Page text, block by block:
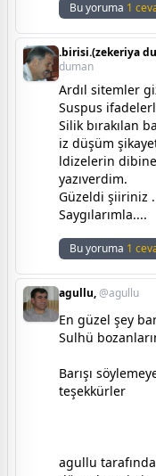
Bu yoruma 1
.birisi.(zekeriya
duman
Ardıl sitemler
Suspus
Silik bırakılan
iz düşüm
ldizelerin
yazıverdim.
Güzeldi şiiriniz
Saygılarımla....
Bu yoruma 1
agullu,@agullu
En güzel şey
Sulhü
Barışı
teşekkürler
agullu